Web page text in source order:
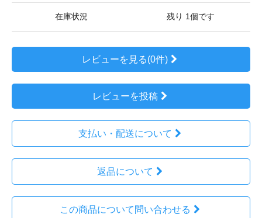
在庫状況 残り 1個です
レビューを見る(0件)
レビューを投稿
支払い・配送について
返品について
この商品について問い合わせる